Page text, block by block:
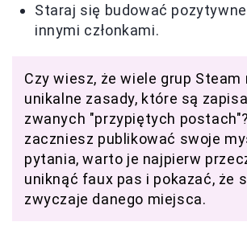
Staraj się budować
innymi członkami.
Czy wiesz, że wiele grup Steam
unikalne zasady, które są
zwanych "przypiętych
zaczniesz publikować swoje
pytania, warto je najpierw
uniknąć faux pas i pokazać, że
zwyczaje danego miejsca.